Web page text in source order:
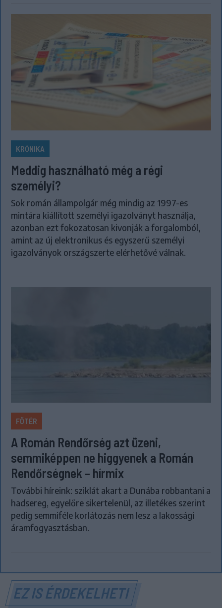
KRÓNIKA
Meddig használható még a régi
személyi?
Sok román állampolgár még mindig az 1997-es
mintára kiállított személyi igazolványt használja,
azonban ezt fokozatosan kivonják a forgalomból,
amint az új elektronikus és egyszerű személyi
igazolványok országszerte elérhetővé válnak.
FŐTÉR
A Román Rendőrség azt üzeni,
semmiképpen ne higgyenek a Román
Rendőrségnek – hírmix
További híreink: sziklát akart a Dunába robbantani a
hadsereg, egyelőre sikertelenül, az illetékes szerint
pedig semmiféle korlátozás nem lesz a lakossági
áramfogyasztásban.
EZ IS ÉRDEKELHETI